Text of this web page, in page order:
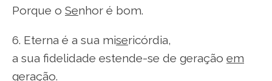
Porque o Senhor é bom.
6. Eterna é a sua misericórdia,
a sua fidelidade estende-se de geração em
geração.